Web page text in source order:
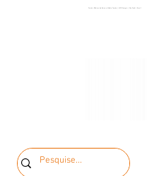
Painéis Elétricos de Baixa e Média Tensão | MCK Energia | São Paulo | Brasil